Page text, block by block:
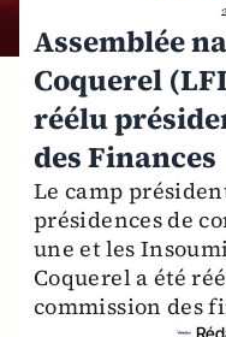
Assemblée
Coquerel
réélu
des Finances
Le camp
présidences de
une et les
Coquerel a été
commission des